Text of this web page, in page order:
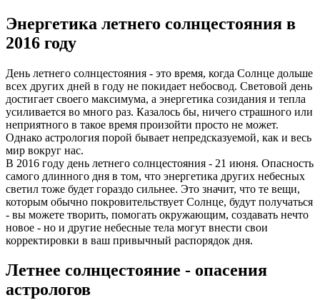
Энергетика летнего солнцестояния в
2016 году
День летнего солнцестояния - это время, когда Солнце дольше
всех других дней в году не покидает небосвод. Световой день
достигает своего максимума, а энергетика созидания и тепла
усиливается во много раз. Казалось бы, ничего страшного или
неприятного в такое время произойти просто не может.
Однако астрология порой бывает непредсказуемой, как и весь
мир вокруг нас.
В 2016 году день летнего солнцестояния - 21 июня. Опасность
самого длинного дня в том, что энергетика других небесных
светил тоже будет гораздо сильнее. Это значит, что те вещи,
которым обычно покровительствует Солнце, будут получаться
- вы можете творить, помогать окружающим, создавать нечто
новое - но и другие небесные тела могут внести свои
корректировки в ваш привычный распорядок дня.
Летнее солнцестояние - опасения
астрологов